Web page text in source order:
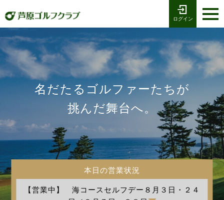
名だたるゴルファーたちが
挑んだ舞台へ。
本日の営業状況
【営業中】 海コースセルフデー８月３日・２４
ログイン
Tel 0776-79-1111
ホーム
海コース
湖コース
クラブ競技
施設案内